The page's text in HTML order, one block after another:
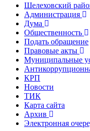
Шелеховский
Администрация
Дума
Общественность
Подать обращение
Правовые акты
Муниципальные
КРП
Новости
ТИК
Карта сайта
Архив
Электронная